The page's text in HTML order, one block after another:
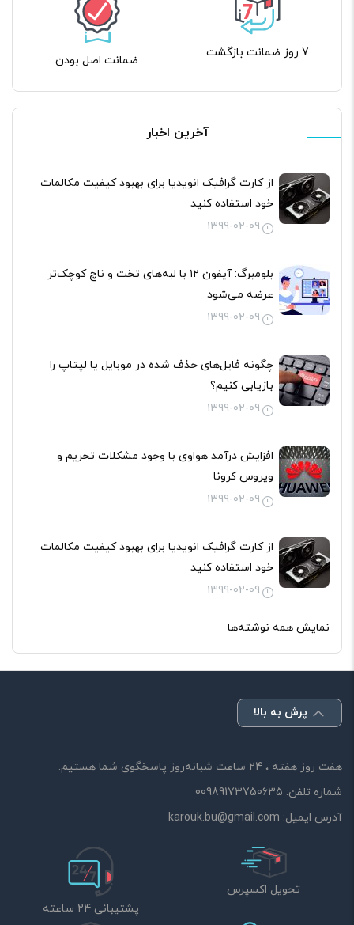
7 روز ضمانت بازگشت ضمانت اصل بودن
آخرین اخبار
از کارت گرافیک انویدیا برای بهبود کیفیت مکالمات
خود استفاده کنید
1399-02-09
بلومبرگ: آیفون ۱۲ با لبه‌های تخت و ناچ کوچک‌تر
عرضه می‌شود
1399-02-09
چگونه فایل‌های حذف شده در موبایل یا لپتاپ را
بازیابی کنیم؟
1399-02-09
افزایش درآمد هواوی با وجود مشکلات تحریم و
ویروس کرونا
1399-02-09
از کارت گرافیک انویدیا برای بهبود کیفیت مکالمات
خود استفاده کنید
1399-02-09
نمایش همه نوشته‌ها
پرش به بالا
هفت روز هفته ، 24 ساعت شبانه‌روز پاسخگوی شما هستیم.
شماره تلفن: 00989173750635
آدرس ایمیل: karouk.bu@gmail.com
تحویل اکسپرس
پشتیبانی 24 ساعته